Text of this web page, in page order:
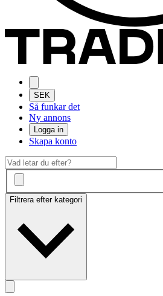
SEK
Så funkar det
Ny annons
Logga in
Skapa konto
Filtrera efter kategori